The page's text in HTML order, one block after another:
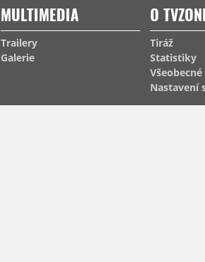
MULTIMEDIA
Trailery
Galerie
O
Tiráž
Statistiky
Nastavení